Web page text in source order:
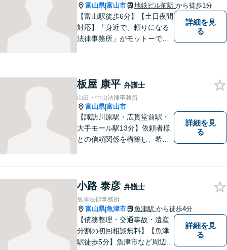
富山県|富山市 地鉄ビル前駅 から徒歩1分
【富山駅徒歩6分】【土日夜間
対応】「身近で、頼りになる
法律事務所」がモットーで
す。お悩みになる前に、ご相
談ください。【24Hメール受
付】
詳細を見
る
板屋 康平 弁護士
山田・中山法律事務所
富山県|富山市
【諏訪川原駅・広貫堂前駅・
大手モール駅13分】依頼者様
との信頼関係を構築し、希望
ご相談ください。平日夜間相
談OK！【複数弁護士在籍】
詳細を見
る
小路 泰彦 弁護士
魚津法律事務所
富山県|魚津市 魚津駅 から徒歩4分
【債務整理・交通事故・遺産
分割の初回相談無料】【魚津
駅徒歩5分】魚津市など周辺地
詳細を見
る